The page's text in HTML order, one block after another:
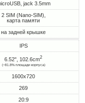
jack 3.5mm
2 SIM (Nano-SIM),
карта памяти
на задней крышке
IPS
6.52", 102.6cm2
(~81.8% площади корпуса)
1600x720
269
20:9